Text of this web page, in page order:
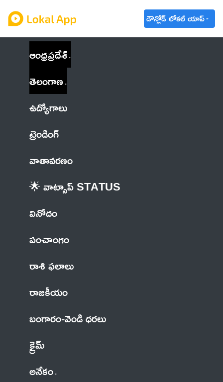
డౌన్లోడ్ లోకల్ యాప్
ఆంధ్రప్రదేశ్
తెలంగాణ
ఉద్యోగాలు
ట్రెండింగ్
వాతావరణం
🌟 వాట్సాప్ STATUS
వినోదం
పంచాంగం
రాశి ఫలాలు
రాజకీయం
బంగారం-వెండి ధరలు
క్రైమ్
అనేకం